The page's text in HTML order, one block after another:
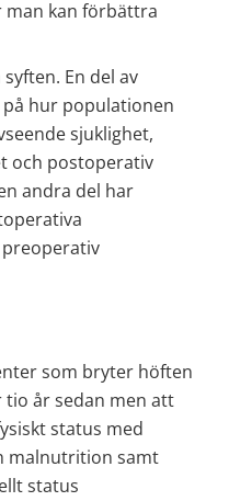
man kan förbättra
En del av
hur populationen
sjuklighet,
och postoperativ
andra del har
som bryter höften
tio år sedan men att
status med
malnutrition samt
status